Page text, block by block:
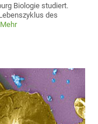
Biologie studiert.
des
Mehr